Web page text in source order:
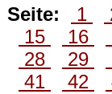
Seite: 1
15
16
28
29
41
42